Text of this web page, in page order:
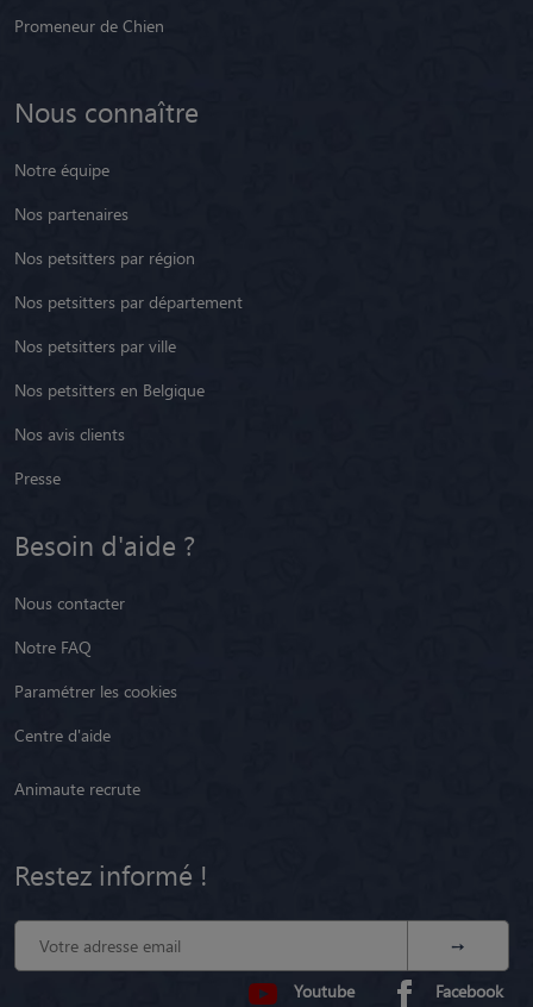
Promeneur de Chien
Nous connaître
Notre équipe
Nos partenaires
Nos petsitters par région
Nos petsitters par département
Nos petsitters par ville
Nos petsitters en Belgique
Nos avis clients
Presse
Besoin d'aide ?
Nous contacter
Notre FAQ
Paramétrer les cookies
Centre d'aide
Animaute recrute
Restez informé !
Youtube Facebook